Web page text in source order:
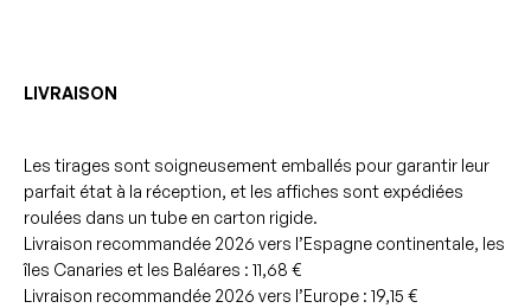
LIVRAISON
Les tirages sont soigneusement emballés pour garantir leur
parfait état à la réception, et les affiches sont expédiées
roulées dans un tube en carton rigide.
Livraison recommandée 2026 vers l’Espagne continentale, les
îles Canaries et les Baléares : 11,68 €
Livraison recommandée 2026 vers l’Europe : 19,15 €